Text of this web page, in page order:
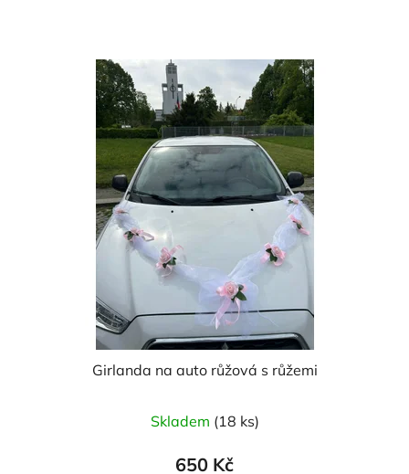
Girlanda na auto růžová s růžemi
hodnocení
produktu
Skladem (18 ks)
650 Kč